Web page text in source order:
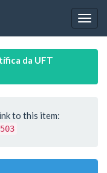
da UFT
to this item: